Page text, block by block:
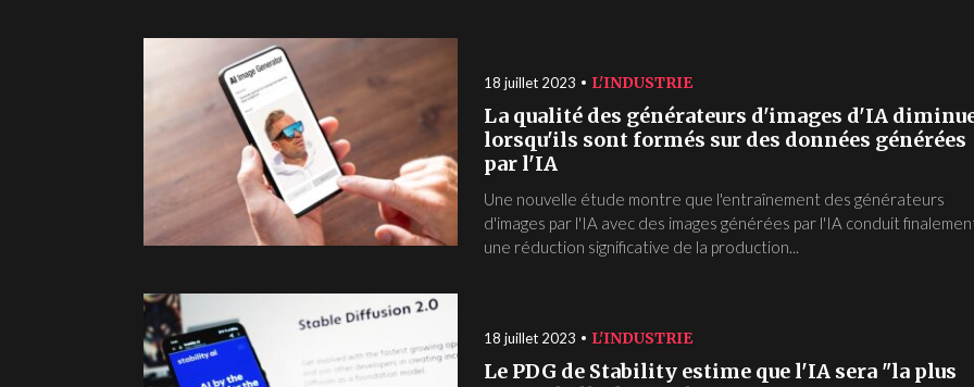
18 juillet 2023 L'INDUSTRIE
La qualité des générateurs d'images d'IA
lorsqu'ils sont formés sur des données générées
par l'IA
Une nouvelle étude montre que l'entraînement des générateurs
d'images par l'IA avec des images générées par l'IA conduit
une réduction significative de la production...
18 juillet 2023 L'INDUSTRIE
Le PDG de Stability estime que l'IA sera "la plus